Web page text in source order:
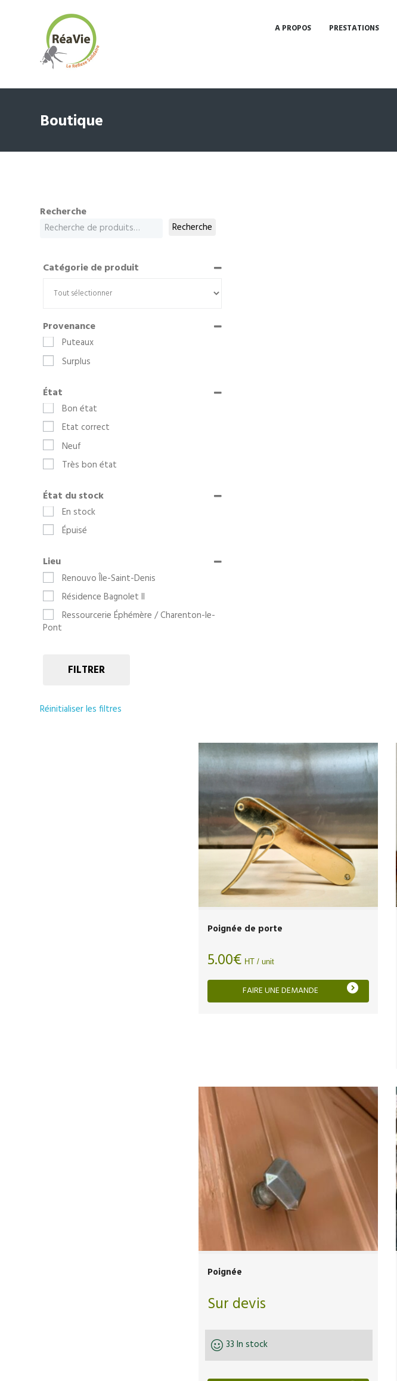
A PROPOS PRESTATIONS
Boutique
Recherche
Recherche
Catégorie de produit
Provenance
Puteaux
Surplus
État
Bon état
Etat correct
Neuf
Très bon état
État du stock
En stock
Épuisé
Lieu
Renouvo Île-Saint-Denis
Résidence Bagnolet II
Ressourcerie Éphémère / Charenton-le-
Pont
FILTRER
Réinitialiser les filtres
Poignée de porte
5.00€ HT / unit
FAIRE UNE DEMANDE
Poignée
Sur devis
33 In stock